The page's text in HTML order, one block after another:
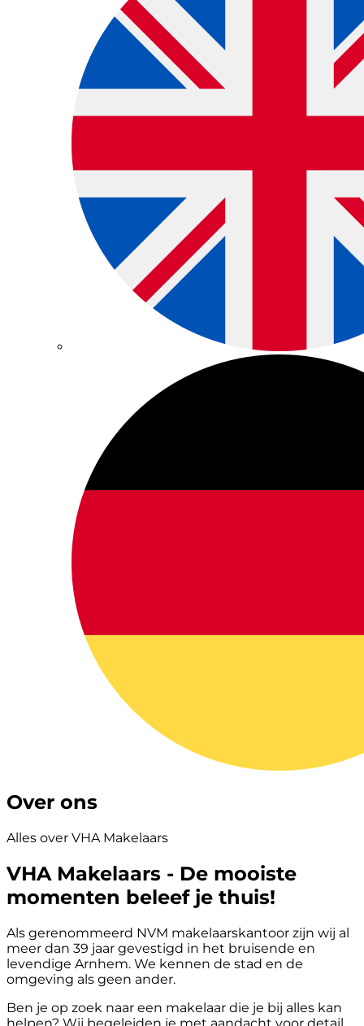
Over ons
Alles over VHA Makelaars
VHA Makelaars - De mooiste
momenten beleef je thuis!
Als gerenommeerd NVM makelaarskantoor zijn wij al
meer dan 39 jaar gevestigd in het bruisende en
levendige Arnhem. We kennen de stad en de
omgeving als geen ander.
Ben je op zoek naar een makelaar die je bij alles kan
helpen? Wij begeleiden je met aandacht voor detail